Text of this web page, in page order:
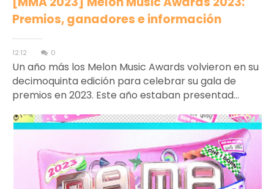
Premios, ganadores e información
12:12 0
Un año más los Melon Music Awards volvieron en su
decimoquinta edición para celebrar su gala de
premios en 2023. Este año estaban presentad...